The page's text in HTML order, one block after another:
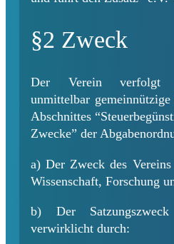
§2 Zweck
Der Verein verfolgt
unmittelbar
Abschnittes
Zwecke” der
a) Der Zweck des
Wissenschaft, Forschung
b) Der
verwirklicht durch: